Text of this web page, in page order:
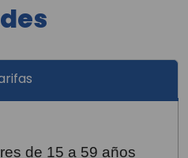
de 15 a 59 años